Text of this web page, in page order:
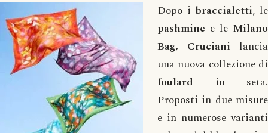
Dopo i braccialetti, le
pashmine e le Milano
Bag, Cruciani lancia
una nuova collezione di
foulard in seta.
Proposti in due misure
e in numerose varianti